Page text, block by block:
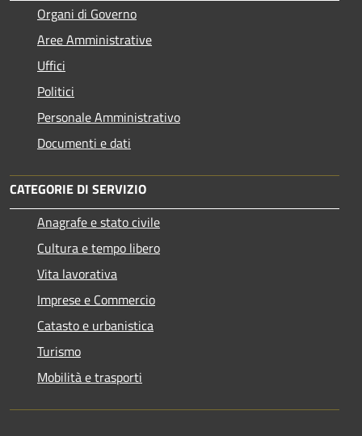
Organi di Governo
Aree Amministrative
Uffici
Politici
Personale Amministrativo
Documenti e dati
CATEGORIE DI SERVIZIO
Anagrafe e stato civile
Cultura e tempo libero
Vita lavorativa
Imprese e Commercio
Catasto e urbanistica
Turismo
Mobilità e trasporti